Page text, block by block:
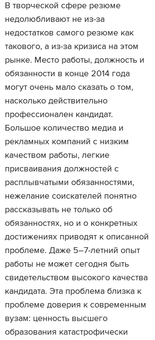
В творческой сфере резюме
недолюбливают не из-за
недостатков самого резюме как
такового, а из-за кризиса на этом
рынке. Место работы, должность и
обязанности в конце 2014 года
могут очень мало сказать о том,
насколько действительно
профессионален кандидат.
Большое количество медиа и
рекламных компаний с низким
качеством работы, легкие
присваивания должностей с
расплывчатыми обязанностями,
нежелание соискателей понятно
рассказывать не только об
обязанностях, но и о конкретных
достижениях приводят к описанной
проблеме. Даже 5–7-летний опыт
работы не может сегодня быть
свидетельством высокого качества
кандидата. Эта проблема близка к
проблеме доверия к современным
вузам: ценность высшего
образования катастрофически